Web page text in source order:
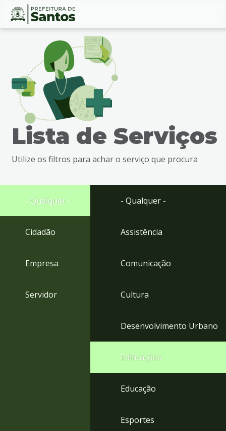
Ir
busca
Ir
rodapé
Conteúdo
Lista de Serviços
Utilize os filtros para achar o serviço que procura
- Qualquer -
Cidadão
Empresa
Servidor
- Qualquer -
Assistência
Comunicação
Cultura
Desenvolvimento Urbano
Edificações
Educação
Esportes